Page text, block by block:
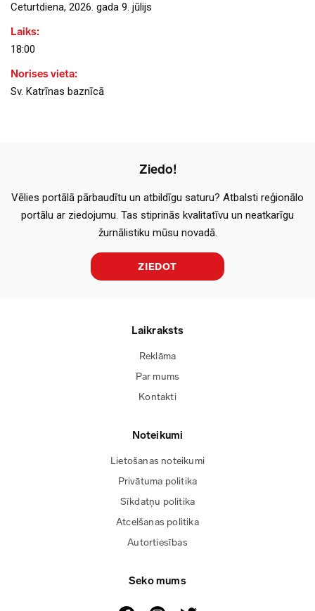
Ceturtdiena, 2026. gada 9. jūlijs
Laiks:
18:00
Norises vieta:
Sv. Katrīnas baznīcā
Ziedo!
Vēlies portālā pārbaudītu un atbildīgu saturu? Atbalsti reģionālo
portālu ar ziedojumu. Tas stiprinās kvalitatīvu un neatkarīgu
žurnālistiku mūsu novadā.
ZIEDOT
Laikraksts
Reklāma
Par mums
Kontakti
Noteikumi
Lietošanas noteikumi
Privātuma politika
Sīkdatņu politika
Atcelšanas politika
Autortiesības
Seko mums